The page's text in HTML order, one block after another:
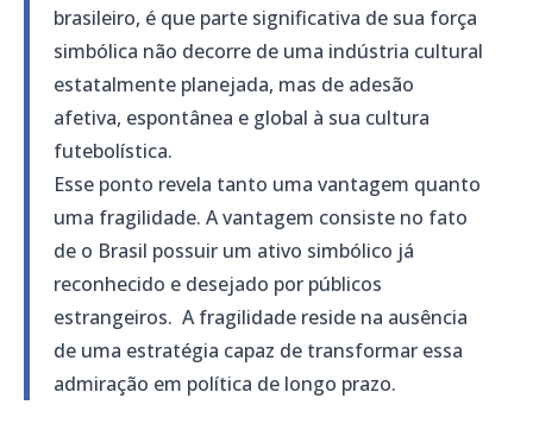
brasileiro, é que parte significativa de sua força
simbólica não decorre de uma indústria cultural
estatalmente planejada, mas de adesão
afetiva, espontânea e global à sua cultura
futebolística.
Esse ponto revela tanto uma vantagem quanto
uma fragilidade. A vantagem consiste no fato
de o Brasil possuir um ativo simbólico já
reconhecido e desejado por públicos
estrangeiros. A fragilidade reside na ausência
de uma estratégia capaz de transformar essa
admiração em política de longo prazo.